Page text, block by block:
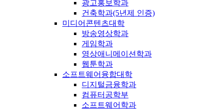
광고홍보학과
건축학과(5년제 인증)
미디어콘텐츠대학
방송영상학과
게임학과
영상애니메이션학과
웹툰학과
소프트웨어융합대학
디지털금융학과
컴퓨터공학부
소프트웨어학과